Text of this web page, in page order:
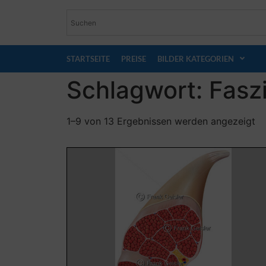
STARTSEITE PREISE BILDER KATEGORIEN
Schlagwort:
1–9 von 13 Ergebnissen werden angezeigt